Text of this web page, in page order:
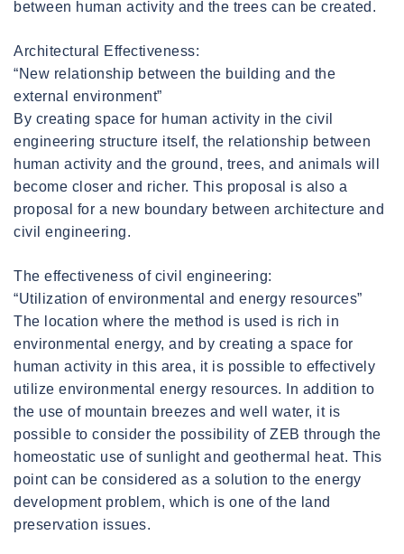
between human activity and the trees can be created.
Architectural Effectiveness:
“New relationship between the building and the
external environment”
By creating space for human activity in the civil
engineering structure itself, the relationship between
human activity and the ground, trees, and animals will
become closer and richer. This proposal is also a
proposal for a new boundary between architecture and
civil engineering.
The effectiveness of civil engineering:
“Utilization of environmental and energy resources”
The location where the method is used is rich in
environmental energy, and by creating a space for
human activity in this area, it is possible to effectively
utilize environmental energy resources. In addition to
the use of mountain breezes and well water, it is
possible to consider the possibility of ZEB through the
homeostatic use of sunlight and geothermal heat. This
point can be considered as a solution to the energy
development problem, which is one of the land
preservation issues.